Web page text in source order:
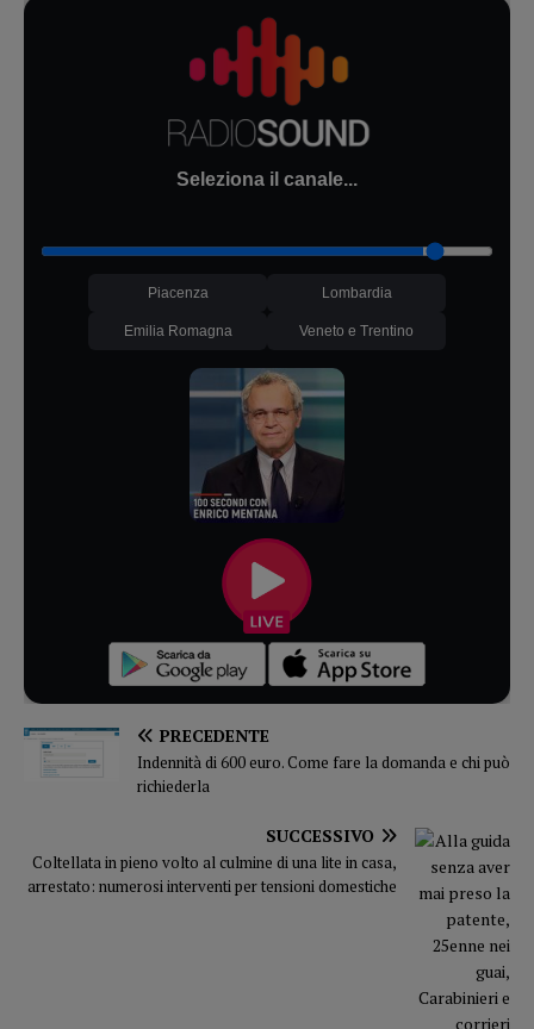
Seleziona il canale...
Piacenza Lombardia
Emilia Romagna Veneto e Trentino
PRECEDENTE
Indennità di 600 euro. Come fare la domanda e chi può
richiederla
SUCCESSIVO
Coltellata in pieno volto al culmine di una lite in casa,
arrestato: numerosi interventi per tensioni domestiche